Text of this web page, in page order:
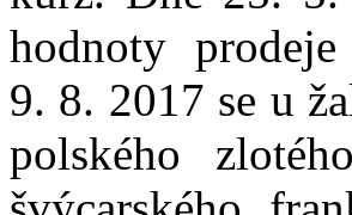
hodnoty
9. 8. 2017 se u
polského